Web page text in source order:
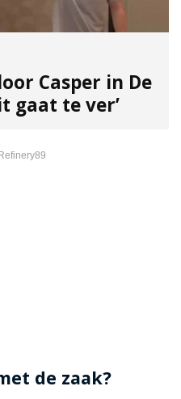
Casper in De
gaat te ver’
de zaak?